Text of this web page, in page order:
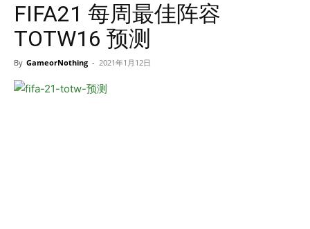
FIFA21 每周最佳阵容
TOTW16 预测
By GameorNothing - 2021年1月12日